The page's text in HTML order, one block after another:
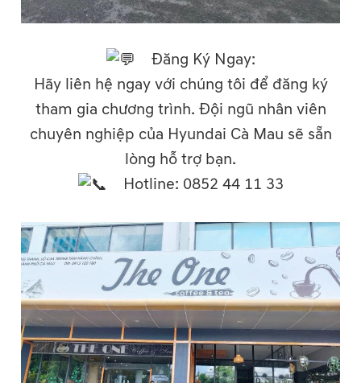
Đăng Ký Ngay:
Hãy liên hệ ngay với chúng tôi để đăng ký
tham gia chương trình. Đội ngũ nhân viên
chuyên nghiệp của Hyundai Cà Mau sẽ sẵn
lòng hỗ trợ bạn.
Hotline: 0852 44 11 33